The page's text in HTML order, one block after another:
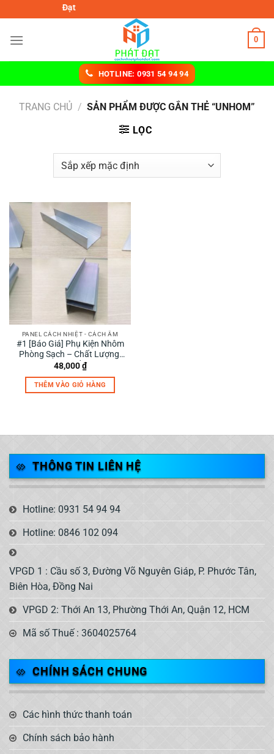
đến
nội
nhiệt Phát Đạt
0
HOTLINE: 0931 54 94 94
TRANG CHỦ / SẢN PHẨM ĐƯỢC GẮN THẺ “UNHOM”
LỌC
PANEL CÁCH NHIỆT - CÁCH ÂM
#1 [Báo Giá] Phụ Kiện Nhôm
Phòng Sạch – Chất Lượng,
Giá Tốt
48,000₫
THÊM VÀO GIỎ HÀNG
THÔNG TIN LIÊN HỆ
Hotline: 0931 54 94 94
Hotline: 0846 102 094
VPGD 1 : Cầu số 3, Đường Võ Nguyên Giáp, P. Phước Tân,
Biên Hòa, Đồng Nai
VPGD 2: Thới An 13, Phường Thới An, Quận 12, HCM
Mã số Thuế : 3604025764
CHÍNH SÁCH CHUNG
Các hình thức thanh toán
Chính sách bảo hành